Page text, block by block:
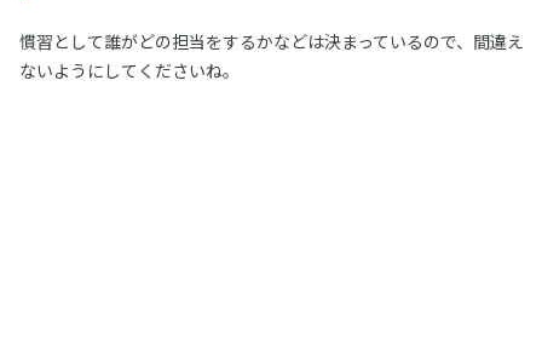
慣習として誰がどの担当をするかなどは決まっているので、間違え
ないようにしてくださいね。